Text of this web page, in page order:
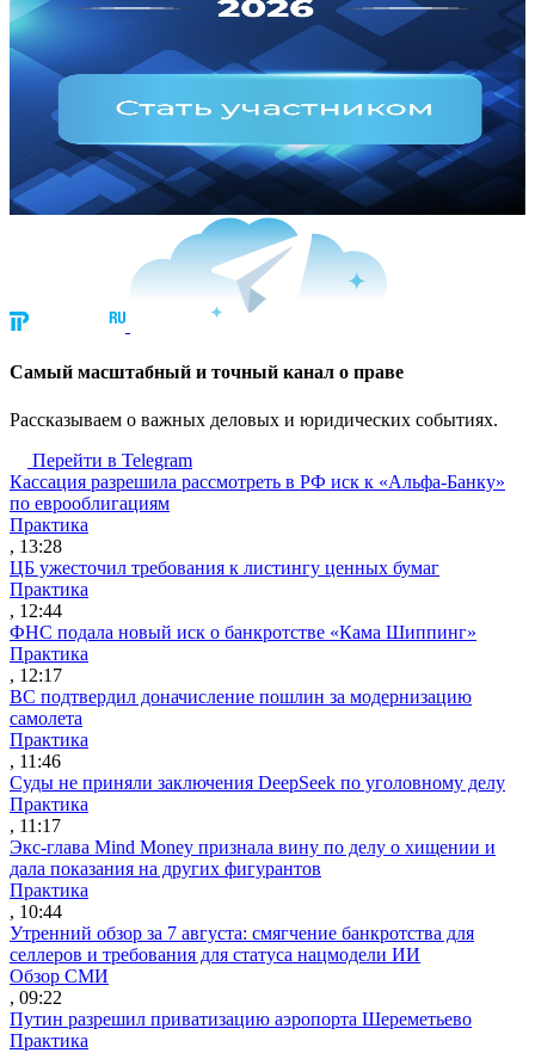
Cамый масштабный и точный канал о праве
Рассказываем о важных деловых и юридических событиях.
Перейти в Telegram
Кассация разрешила рассмотреть в РФ иск к «Альфа-Банку»
по еврооблигациям
Практика
, 13:28
ЦБ ужесточил требования к листингу ценных бумаг
Практика
, 12:44
ФНС подала новый иск о банкротстве «Кама Шиппинг»
Практика
, 12:17
ВС подтвердил доначисление пошлин за модернизацию
самолета
Практика
, 11:46
Суды не приняли заключения DeepSeek по уголовному делу
Практика
, 11:17
Экс-глава Mind Money признала вину по делу о хищении и
дала показания на других фигурантов
Практика
, 10:44
Утренний обзор за 7 августа: смягчение банкротства для
селлеров и требования для статуса нацмодели ИИ
Обзор СМИ
, 09:22
Путин разрешил приватизацию аэропорта Шереметьево
Практика